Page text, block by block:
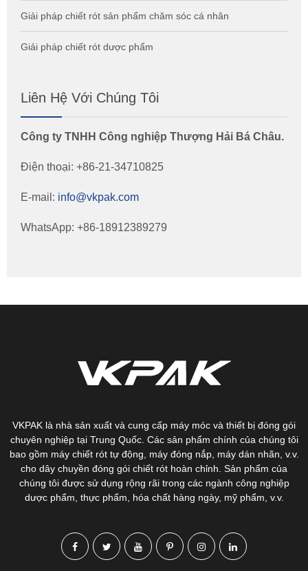
Giải pháp chiết rót sản phẩm chăm sóc cá nhân
Giải pháp chiết rót dược phẩm
Liên Hệ Với Chúng Tôi
Công ty TNHH Công nghiệp Thượng Hải Bá Châu.
Điện thoại: +86-21-34710825
E-mail: info@vkpak.com
WhatsApp: +86-18912389279
VKPAK là nhà sản xuất và cung cấp máy móc và thiết bị đóng gói
chuyên nghiệp tại Trung Quốc. Các sản phẩm chính của chúng tôi
bao gồm máy chiết rót tự động, máy đóng nắp, máy dán nhãn, v.v.
cho dây chuyền đóng gói chiết rót hoàn chỉnh. Sản phẩm của
chúng tôi được sử dụng rộng rãi trong các ngành công nghiệp
dược phẩm, thực phẩm, hóa chất hàng ngày, mỹ phẩm, v.v.